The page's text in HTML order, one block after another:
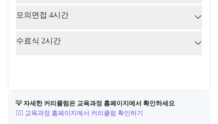
모의면접 4시간
수료식 2시간
💡 자세한 커리큘럼은 교육과정 홈페이지에서 확인하세요
👉🏻 교육과정 홈페이지에서 커리큘럼 확인하기